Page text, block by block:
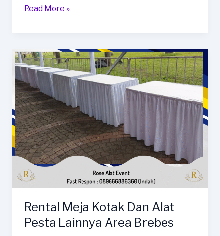
Sewa
Cover
Mewah
Dan
Elegant
Slawi
Read More »
Rental Meja Kotak Dan Alat
Pesta Lainnya Area Brebes